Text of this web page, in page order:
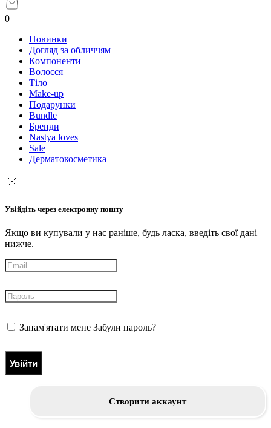
0
Новинки
Догляд за обличчям
Компоненти
Волосся
Тіло
Make-up
Подарунки
Bundle
Бренди
Nastya loves
Sale
Дерматокосметика
Увійдіть через електронну пошту
Якщо ви купували у нас раніше, будь ласка, введіть свої дані
нижче.
Запам'ятати мене Забули пароль?
Увійти
Створити аккаунт